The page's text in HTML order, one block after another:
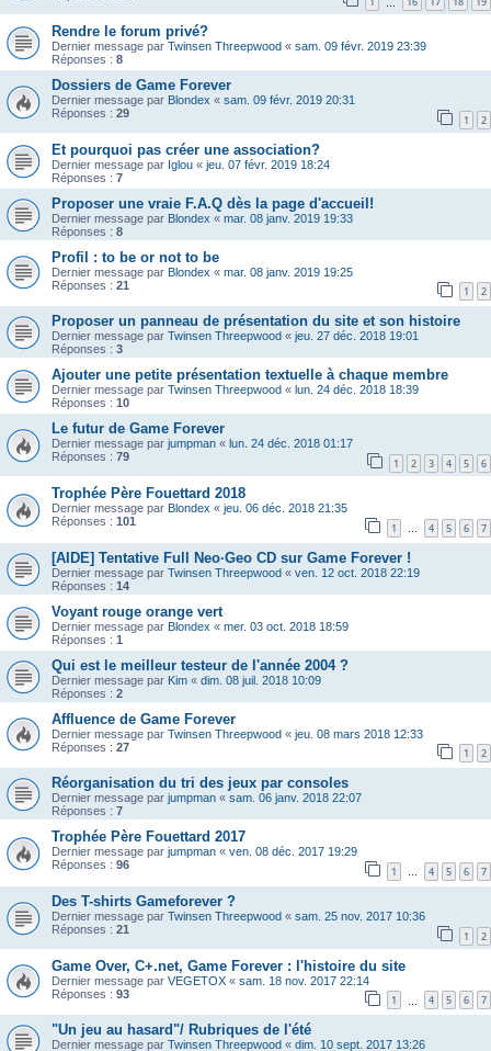
Rendre le forum privé?
Dernier message par Twinsen Threepwood « sam. 09 févr. 2019 23:39
Réponses : 8
Dossiers de Game Forever
Dernier message par Blondex « sam. 09 févr. 2019 20:31
Réponses : 29 1 2
Et pourquoi pas créer une association?
Dernier message par Iglou « jeu. 07 févr. 2019 18:24
Réponses : 7
Proposer une vraie F.A.Q dès la page d'accueil!
Dernier message par Blondex « mar. 08 janv. 2019 19:33
Réponses : 8
Profil : to be or not to be
Dernier message par Blondex « mar. 08 janv. 2019 19:25
Réponses : 21 1 2
Proposer un panneau de présentation du site et son histoire
Dernier message par Twinsen Threepwood « jeu. 27 déc. 2018 19:01
Réponses : 3
Ajouter une petite présentation textuelle à chaque membre
Dernier message par Twinsen Threepwood « lun. 24 déc. 2018 18:39
Réponses : 10
Le futur de Game Forever
Dernier message par jumpman « lun. 24 déc. 2018 01:17
Réponses : 79 1 2 3 4 5 6
Trophée Père Fouettard 2018
Dernier message par Blondex « jeu. 06 déc. 2018 21:35
Réponses : 101 1 … 4 5 6 7
[AIDE] Tentative Full Neo·Geo CD sur Game Forever !
Dernier message par Twinsen Threepwood « ven. 12 oct. 2018 22:19
Réponses : 14
Voyant rouge orange vert
Dernier message par Blondex « mer. 03 oct. 2018 18:59
Réponses : 1
Qui est le meilleur testeur de l'année 2004 ?
Dernier message par Kim « dim. 08 juil. 2018 10:09
Réponses : 2
Affluence de Game Forever
Dernier message par Twinsen Threepwood « jeu. 08 mars 2018 12:33
Réponses : 27 1 2
Réorganisation du tri des jeux par consoles
Dernier message par jumpman « sam. 06 janv. 2018 22:07
Réponses : 7
Trophée Père Fouettard 2017
Dernier message par jumpman « ven. 08 déc. 2017 19:29
Réponses : 96 1 … 4 5 6 7
Des T-shirts Gameforever ?
Dernier message par Twinsen Threepwood « sam. 25 nov. 2017 10:36
Réponses : 21 1 2
Game Over, C+.net, Game Forever : l'histoire du site
Dernier message par VEGETOX « sam. 18 nov. 2017 22:14
Réponses : 93 1 4 5 6 7
"Un jeu au hasard"/ Rubriques de l'été
Dernier message par Twinsen Threepwood « dim. 10 sept. 2017 13:26